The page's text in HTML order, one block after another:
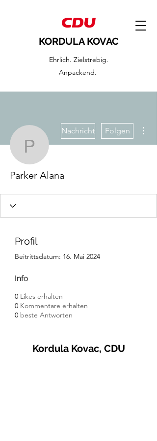
KORDULA KOVAC
Ehrlich. Zielstrebig.
Anpackend.
Parker Alana
Nachricht Folgen
Parker Alana
Profil
Beitrittsdatum: 16. Mai 2024
Info
0 Likes erhalten
0 Kommentare erhalten
0 beste Antworten
Kordula Kovac, CDU